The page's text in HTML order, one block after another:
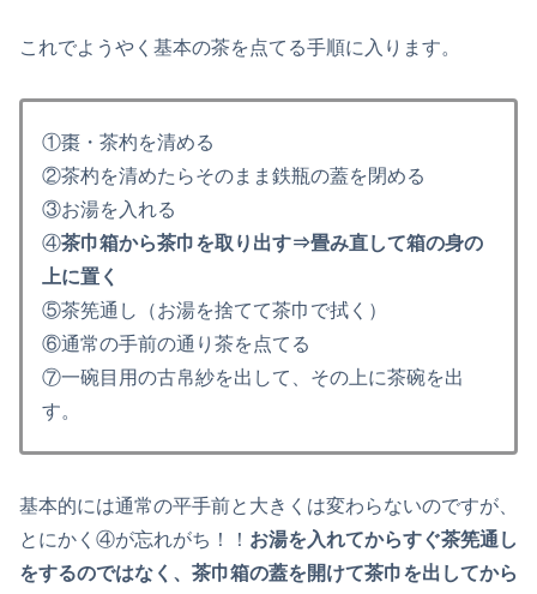
これでようやく基本の茶を点てる手順に入ります。
①棗・茶杓を清める
②茶杓を清めたらそのまま鉄瓶の蓋を閉める
③お湯を入れる
④茶巾箱から茶巾を取り出す⇒畳み直して箱の身の
上に置く
⑤茶筅通し（お湯を捨てて茶巾で拭く）
⑥通常の手前の通り茶を点てる
⑦一碗目用の古帛紗を出して、その上に茶碗を出
す。
基本的には通常の平手前と大きくは変わらないのですが、
とにかく④が忘れがち！！ お湯を入れてからすぐ茶筅通し
をするのではなく、茶巾箱の蓋を開けて茶巾を出してから